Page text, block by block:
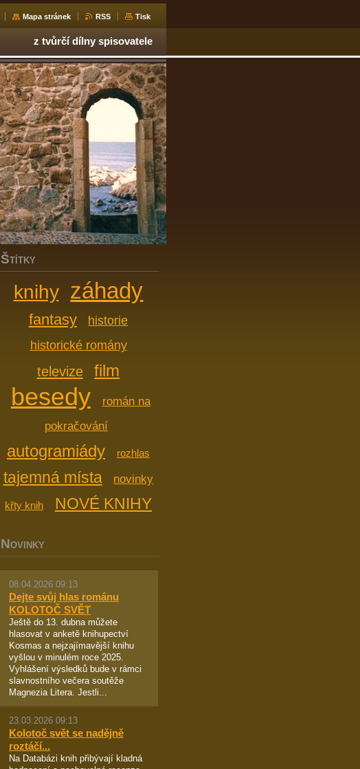
Mapa stránek RSS Tisk
z tvůrčí dílny spisovatele
ŠTÍTKY
knihy záhady
fantasy
historie
historické romány
televize film
besedy
román na
pokračování
autogramiády rozhlas
tajemná místa novinky
křty knih NOVÉ KNIHY
NOVINKY
08.04.2026 09:13
Dejte svůj hlas románu
KOLOTOČ SVĚT
Ještě do 13. dubna můžete
hlasovat v anketě knihupectví
Kosmas a nejzajímavější knihu
vyšlou v minulém roce 2025.
Vyhlášení výsledků bude v rámci
slavnostního večera soutěže
Magnezia Litera. Jestli...
23.03.2026 09:13
Kolotoč svět se nadějně
roztáčí...
Na Databázi knih přibývají kladná